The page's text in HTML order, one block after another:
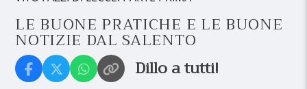
LE BUONE PRATICHE E LE BUONE
NOTIZIE DAL SALENTO
Dillo a tutti!